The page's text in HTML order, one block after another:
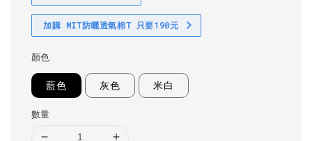
加購 MIT防曬透氣棉T 只要190元
顏色
藍色 灰色 米白
數量